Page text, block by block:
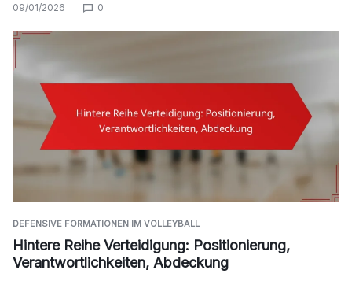
09/01/2026 0
DEFENSIVE FORMATIONEN IM VOLLEYBALL
Hintere Reihe Verteidigung: Positionierung,
Verantwortlichkeiten, Abdeckung